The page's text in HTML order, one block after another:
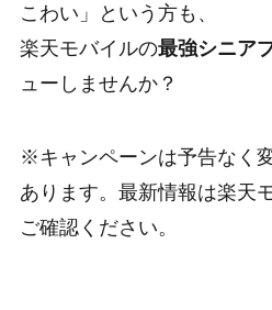
こわい」という方も、
楽天モバイルの最強シニア
ューしませんか？
※キャンペーンは予告なく
あります。最新情報は楽天
ご確認ください。